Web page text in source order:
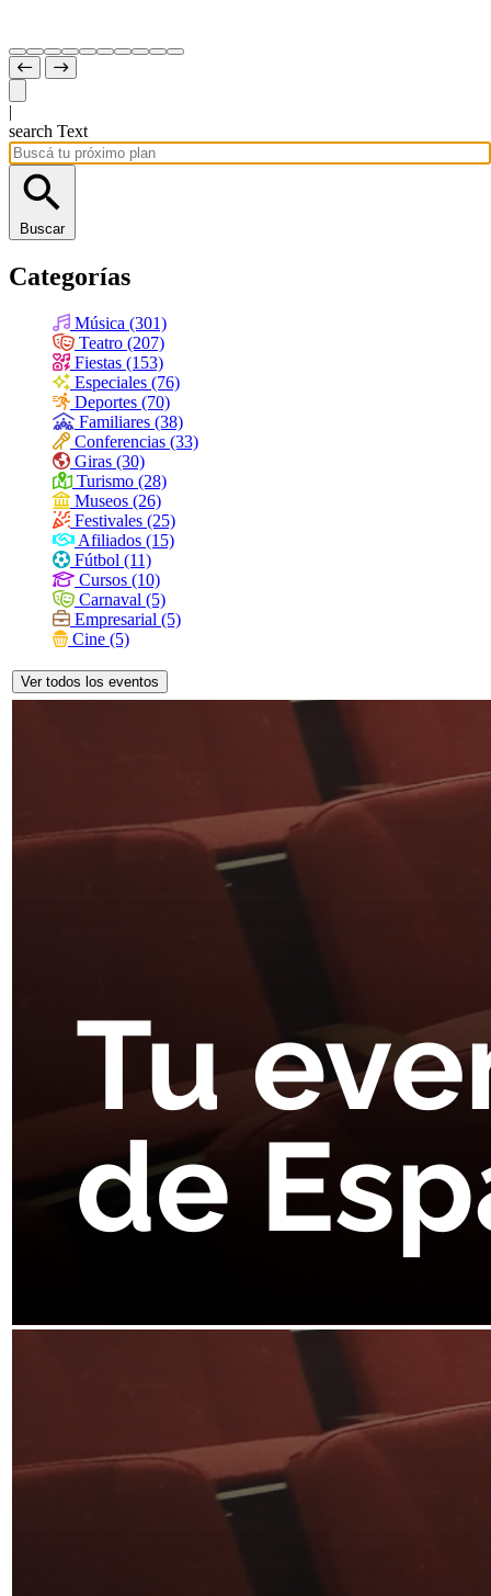
|
search Text
Buscar
Categorías
Música (301)
Teatro (207)
Fiestas (153)
Especiales (76)
Deportes (70)
Familiares (38)
Conferencias (33)
Giras (30)
Turismo (28)
Museos (26)
Festivales (25)
Afiliados (15)
Fútbol (11)
Cursos (10)
Carnaval (5)
Empresarial (5)
Cine (5)